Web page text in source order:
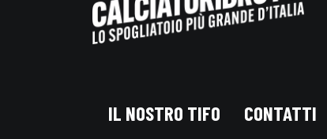
IL NOSTRO TIFO CONTATTI